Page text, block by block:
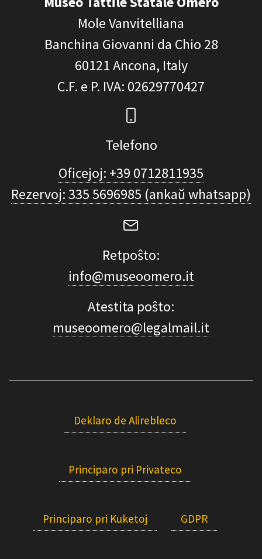
Mole Vanvitelliana
Banchina Giovanni da Chio 28
60121Ancona, Italy
C.F. e P. IVA: 02629770427
Telefono
Oficejoj: +39 0712811935
Rezervoj: 335 5696985 (ankaŭ whatsapp)
Retpoŝto:
info@museoomero.it
Atestita poŝto:
museoomero@legalmail.it
Deklaro de Alirebleco
Principaro pri Privateco
Principaro pri Kuketoj GDPR